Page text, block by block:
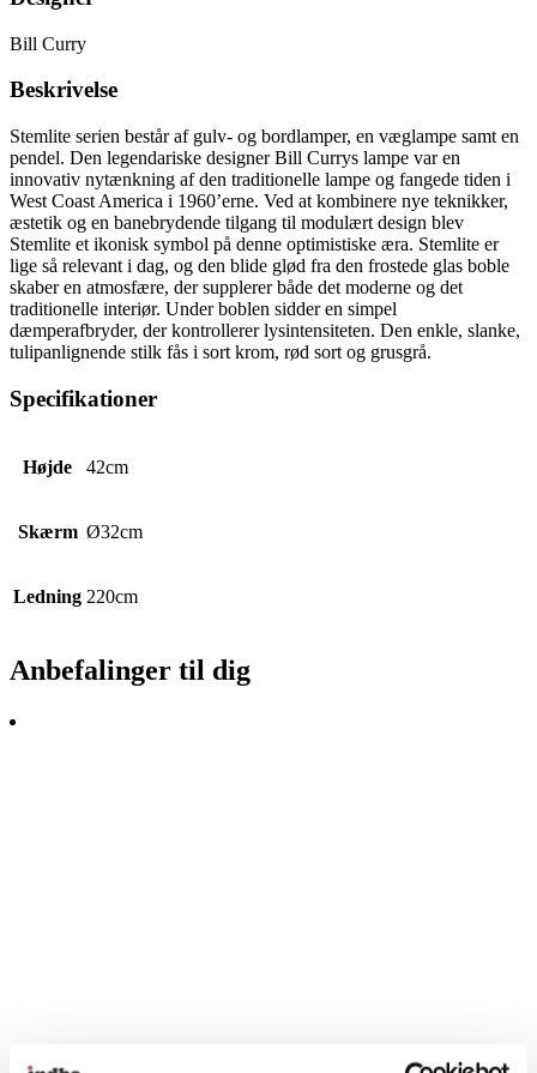
Bill Curry
Beskrivelse
Stemlite serien består af gulv- og bordlamper, en væglampe samt en
pendel. Den legendariske designer Bill Currys lampe var en
innovativ nytænkning af den traditionelle lampe og fangede tiden i
West Coast America i 1960’erne. Ved at kombinere nye teknikker,
æstetik og en banebrydende tilgang til modulært design blev
Stemlite et ikonisk symbol på denne optimistiske æra. Stemlite er
lige så relevant i dag, og den blide glød fra den frostede glas boble
skaber en atmosfære, der supplerer både det moderne og det
traditionelle interiør. Under boblen sidder en simpel
dæmperafbryder, der kontrollerer lysintensiteten. Den enkle, slanke,
tulipanlignende stilk fås i sort krom, rød sort og grusgrå.
Specifikationer
Højde 42cm
Skærm Ø32cm
Ledning 220cm
Anbefalinger til dig